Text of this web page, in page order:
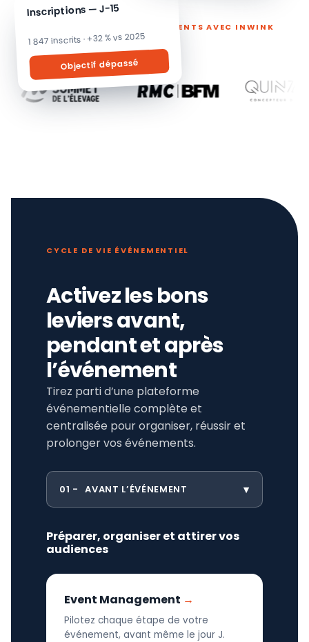
Inscriptions — J-15
1 847 inscrits · +32 % vs 2025
Objectif dépassé
ILS PILOTENT LEURS ÉVÉNEMENTS AVEC INWINK
CYCLE DE VIE ÉVÉNEMENTIEL
Activez les bons
leviers avant,
pendant et après
l’événement
Tirez parti d’une plateforme
événementielle complète et
centralisée pour organiser, réussir et
prolonger vos événements.
01 AVANT L’ÉVÉNEMENT
Préparer, organiser et attirer vos
audiences
Event Management
Pilotez chaque étape de votre
événement, avant même le jour J.